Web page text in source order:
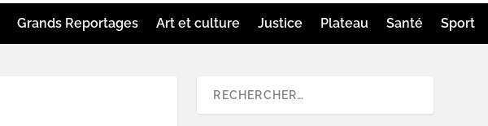
Grands Reportages Art et culture Justice Plateau Santé Sport